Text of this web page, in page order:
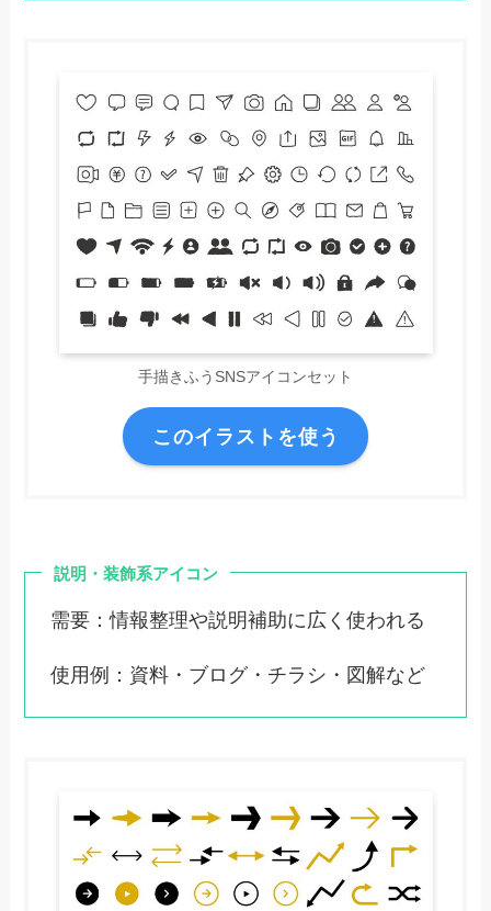
手描きふうSNSアイコンセット
このイラストを使う
説明・装飾系アイコン
需要：情報整理や説明補助に広く使われる
使用例：資料・ブログ・チラシ・図解など